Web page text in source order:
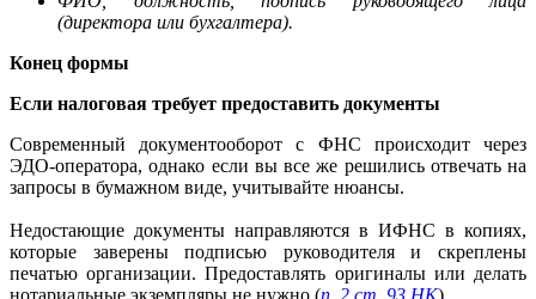
(директора или бухгалтера).
Конец формы
Если налоговая требует предоставить документы
Современный документооборот с ФНС происходит через
ЭДО-оператора, однако если вы все же решились отвечать на
запросы в бумажном виде, учитывайте нюансы.
Недостающие документы направляются в ИФНС в копиях,
которые заверены подписью руководителя и скреплены
печатью организации. Предоставлять оригиналы или делать
нотариальные экземпляры не нужно (п. 2 ст. 93 НК).